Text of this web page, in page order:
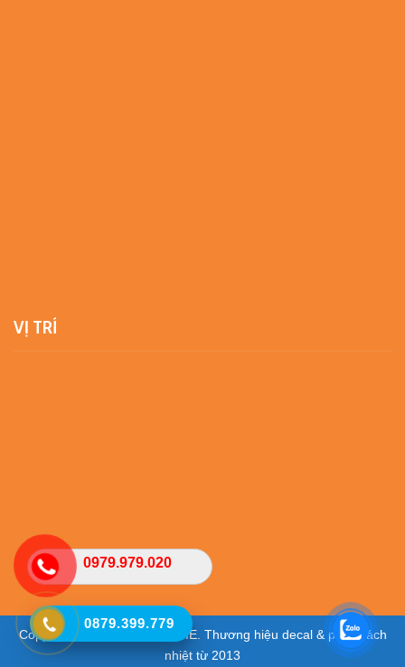
0979.979.020
VỊ TRÍ
Copyright © 2025 - VIETHOME. Thương hiệu decal & phim cách
nhiệt từ 2013
0879.399.779